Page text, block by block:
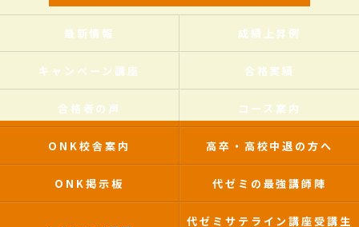
最新情報 成績上昇例
キャンペーン講座 合格実績
合格者の声 コース案内
ONK校舎案内 高卒・高校中退の方へ
ONK掲示板 代ゼミの最強講師陣
代ゼミサテライン講座受講生